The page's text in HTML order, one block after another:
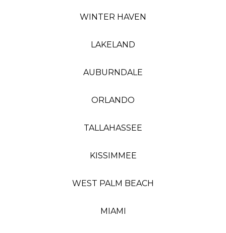
WINTER HAVEN
LAKELAND
AUBURNDALE
ORLANDO
TALLAHASSEE
KISSIMMEE
WEST PALM BEACH
MIAMI